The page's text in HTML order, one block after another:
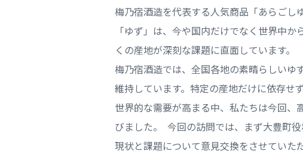
梅乃宿酒造を代表する人気商品「あらごし
「ゆず」は、今や国内だけでなく世界中
くの産地が深刻な課題に直面しています。
梅乃宿酒造では、全国各地の素晴らしいゆ
維持しています。特定の産地だけに依存せ
世界的な需要が高まる中、私たちは今回
びました。 今回の訪問では、まず大豊町
現状と課題について意見交換をさせていた